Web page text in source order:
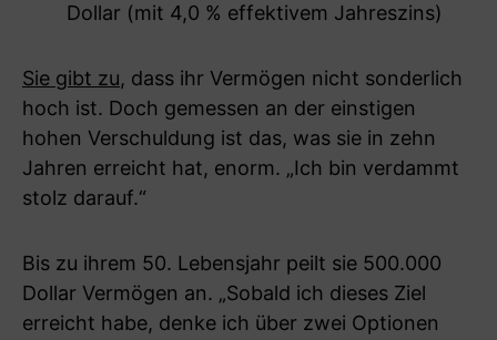
Dollar (mit 4,0 % effektivem Jahreszins)
Sie gibt zu, dass ihr Vermögen nicht sonderlich
hoch ist. Doch gemessen an der einstigen
hohen Verschuldung ist das, was sie in zehn
Jahren erreicht hat, enorm. „Ich bin verdammt
stolz darauf.“
Bis zu ihrem 50. Lebensjahr peilt sie 500.000
Dollar Vermögen an. „Sobald ich dieses Ziel
erreicht habe, denke ich über zwei Optionen